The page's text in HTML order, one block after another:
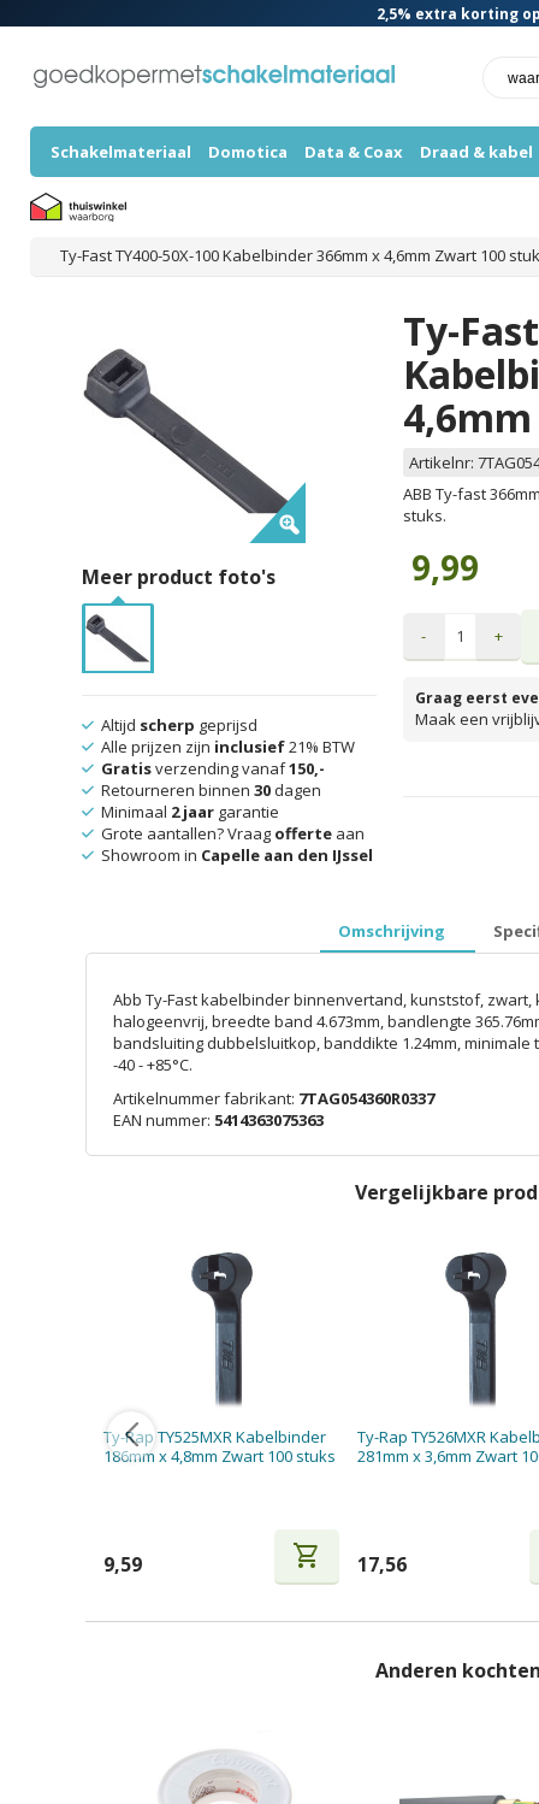
2,5% extra korting
Schakelmateriaal Domotica Data & Coax Draad & kabel
Ty-Fast TY400-50X-100 Kabelbinder 366mm x 4,6mm Zwart 100
Ty-
Artikelnr:
ABB Ty-fast
stuks.
9,99
- +
Graag eerst
Maak een
Meer product foto's
Altijd scherp geprijsd
Alle prijzen zijn inclusief21% BTW
Gratisverzending vanaf150,-
Retourneren binnen 30dagen
Minimaal 2 jaargarantie
Grote aantallen? Vraag offerteaan
Showroom in Capelle aan den IJssel
Omschrijving
Abb Ty-Fast kabelbinder binnenvertand, kunststof, zwart,
halogeenvrij, breedte band 4.673mm, bandlengte
bandsluiting dubbelsluitkop, banddikte 1.24mm,
-40 - +85°C.
Artikelnummer fabrikant: 7TAG054360R0337
EAN nummer: 5414363075363
Vergelijkbare
Ty-Rap TY525MXR Kabelbinder
186mm x 4,8mm Zwart 100 stuks
9,59 shopping_cart
Ty-Rap TY526MXR
281mm x 3,6mm Zwart
17,56
Anderen